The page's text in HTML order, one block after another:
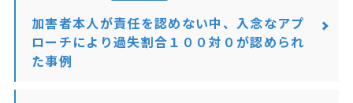
加害者本人が責任を認めない中、入念なアプ
ローチにより過失割合１００対０が認められ
た事例